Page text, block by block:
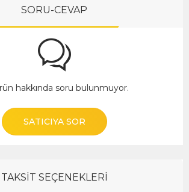
SORU-CEVAP
hakkında soru bulunmuyor.
SATICIYA SOR
TAKSİT SEÇENEKLERİ